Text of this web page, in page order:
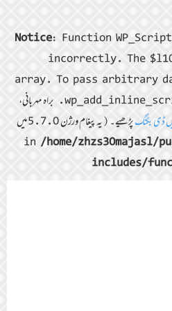
Notice: Function
incorrectly. The
array. To pass arbitrary
wp_add_inline_script() function instead. براہ مہربانی،
پڑھیے۔ (یہ پیغام ورژن 5.7.0 میں
/home/zhzs30majasl/
includes/